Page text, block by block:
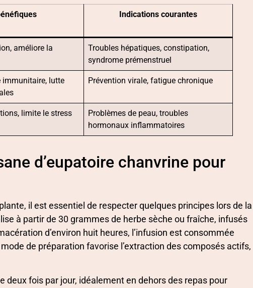
Indications courantes
améliore la
Troubles hépatiques, constipation,
syndrome prémenstruel
immunitaire, lutte
Prévention virale, fatigue chronique
limite le stress
Problèmes de peau, troubles
hormonaux inflammatoires
d’eupatoire chanvrine pour
il est essentiel de respecter quelques principes lors de la
à partir de 30 grammes de herbe sèche ou fraîche, infusés
d’environ huit heures, l’infusion est consommée
de préparation favorise l’extraction des composés actifs,
deux fois par jour, idéalement en dehors des repas pour